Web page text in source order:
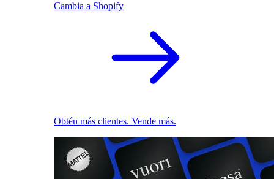
Cambia a Shopify
Obtén más clientes. Vende más.